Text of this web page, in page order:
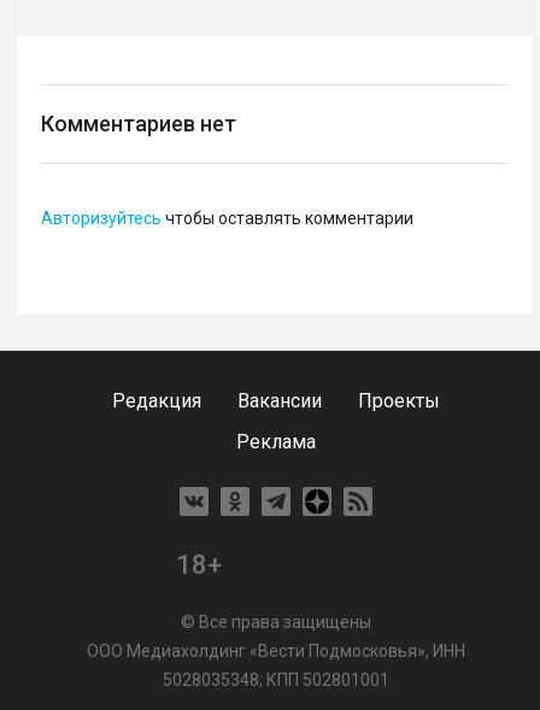
Комментариев нет
Авторизуйтесь чтобы оставлять комментарии
Редакция Вакансии
Проекты
Реклама
18+
© Все права защищены
ООО Медиахолдинг «Вести Подмосковья», ИНН
5028035348; КПП 502801001